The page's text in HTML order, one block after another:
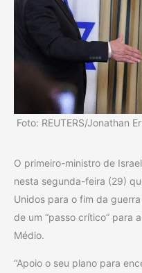
Foto: REUTERS/Jonathan
O primeiro-ministro de
nesta segunda-feira (29)
Unidos para o fim da
de um “passo crítico” para
Médio.
“Apoio o seu plano para